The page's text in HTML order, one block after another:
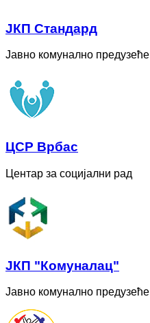
ЈКП Стандард
Јавно комунално предузеће
ЦСР Врбас
Центар за социјални рад
ЈКП "Комуналац"
Јавно комунално предузеће